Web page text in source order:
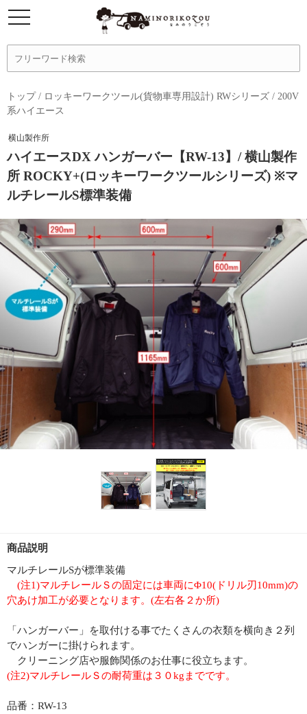
トップ/ ロッキーワークツール(貨物車専用設計) RWシリーズ / 200V
系ハイエース
横山製作所
ハイエースDX ハンガーバー【RW-13】/ 横山製作
所 ROCKY+(ロッキーワークツールシリーズ) ※マ
ルチレールS標準装備
商品説明
マルチレールSが標準装備
(注1)マルチレールＳの固定には車両にΦ10(ドリル刃10mm)の
穴あけ加工が必要となります。(左右各２か所)
「ハンガーバー」を取付ける事でたくさんの衣類を横向き２列
でハンガーに掛けられます。
クリーニング店や服飾関係のお仕事に役立ちます。
(注2)マルチレールＳの耐荷重は３０kgまでです。
品番：RW-13